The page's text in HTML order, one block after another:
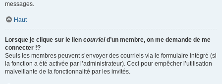
messages.
Haut
Lorsque je clique sur le lien courrield’un membre, on me demande de me
connecter !?
Seuls les membres peuvent s’envoyer des courriels via le formulaire intégré (si
la fonction a été activée par l’administrateur). Ceci pour empêcher l’utilisation
malveillante de la fonctionnalité par les invités.